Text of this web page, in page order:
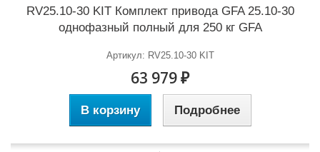
RV25.10-30 KIT Комплект привода GFA 25.10-30
однофазный полный для 250 кг GFA
Артикул: RV25.10-30 KIT
63 979 ₽
В корзину Подробнее